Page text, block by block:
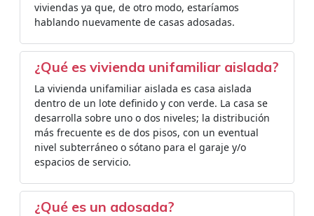
viviendas ya que, de otro modo, estaríamos
hablando nuevamente de casas adosadas.
¿Qué es vivienda unifamiliar aislada?
La vivienda unifamiliar aislada es casa aislada
dentro de un lote definido y con verde. La casa se
desarrolla sobre uno o dos niveles; la distribución
más frecuente es de dos pisos, con un eventual
nivel subterráneo o sótano para el garaje y/o
espacios de servicio.
¿Qué es un adosada?